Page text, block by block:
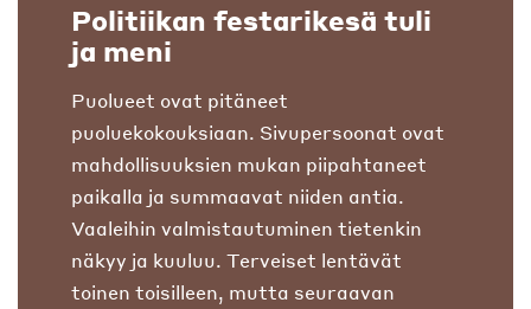
Politiikan festarikesä tuli
ja meni
Puolueet ovat pitäneet
puoluekokouksiaan. Sivupersoonat ovat
mahdollisuuksien mukan piipahtaneet
paikalla ja summaavat niiden antia.
Vaaleihin valmistautuminen tietenkin
näkyy ja kuuluu. Terveiset lentävät
toinen toisilleen, mutta seuraavan